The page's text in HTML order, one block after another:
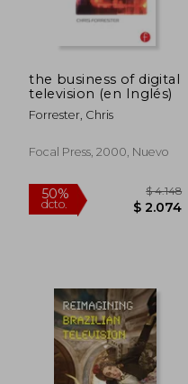
the business of digital
television (en Inglés)
Forrester, Chris
Focal Press, 2000, Nuevo